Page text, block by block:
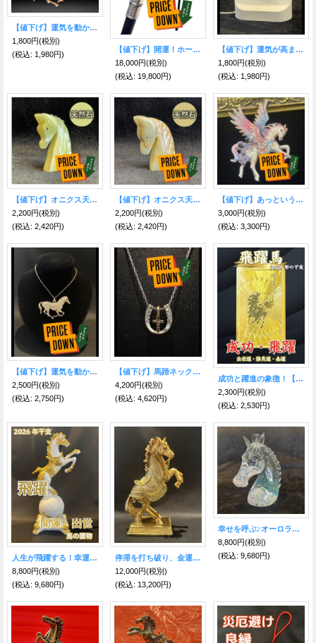
【値下げ】運気を動かし幸運を呼び込む♪馬ジルコニアKH【2026年の干支】
1,800円(税別)
(税込: 1,980円)
【値下げ】開運！ホースヘッド・クラシックステッキ 馬・杖
18,000円(税別)
(税込: 19,800円)
【値下げ】運気が高まりウマくいく！ 人生の飛躍を願う 飛躍馬プレートライト
1,800円(税別)
(税込: 1,980円)
【値下げ】オニクス天然石 護られる！魔除けの馬置物 ビジュー【2026年の干支】
2,200円(税別)
(税込: 2,420円)
【値下げ】オニクス天然石 護られる！魔除けの馬置物【2026年の干支】
2,200円(税別)
(税込: 2,420円)
【値下げ】あっという間にウマくいく！天馬（ペガサス）ブローチ陶器風パステル【2026年の干支】
3,000円(税別)
(税込: 3,300円)
【値下げ】運気を動かし幸運を呼び込む♪馬ジルコニアネックレス【2026年の干支】
2,500円(税別)
(税込: 2,750円)
【値下げ】馬蹄ネックレス シルバー +クロス（十字架）付き+
4,200円(税別)
(税込: 4,620円)
成功と躍進の象徴！【飛躍馬】護符 ビジネス出世運・勝負運・金運のお守り【2026年の干支】
2,300円(税別)
(税込: 2,530円)
人生が飛躍する！幸運や成功を最大限に高め、財運を力強く伸ばす！黄金 飛躍白馬 置物 【2026年の干支】
8,800円(税別)
(税込: 9,680円)
停滞を打ち破り、金運を勢いよく押し上げる！ラッキーホース ゴールデン【飛躍・推進力・勝利】
12,000円(税別)
(税込: 13,200円)
幸せを呼ぶ♪オーロラ★ラッキーホース スターボトル
8,800円(税別)
(税込: 9,680円)